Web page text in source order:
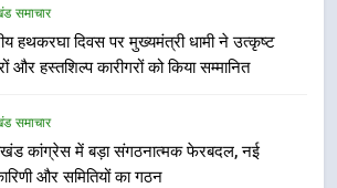
समाचार
हथकरघा दिवस पर मुख्यमंत्री धामी ने उत्कृष्ट
और हस्तशिल्प कारीगरों को किया सम्मानित
समाचार
कांग्रेस में बड़ा संगठनात्मक फेरबदल, नई
और समितियों का गठन
निर्देश, सुरक्षा मानकों से कोई समझौता
नहींः डीएम
खेल महाकुंभ 2026ः 01 सितंबर से सजेगा
न्याय पंचायत से राज्य स्तर तक होगा
प्रतिभा का प्रदर्शन
उत्तराखंड समाचार